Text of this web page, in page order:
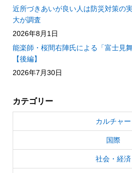
近所づきあいが良い人は防災対策
大が調査
2026年8月1日
能楽師・桜間右陣氏による「富士見
【後編】
2026年7月30日
カテゴリー
カルチャー
国際
社会・経済